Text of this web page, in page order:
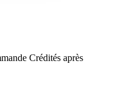
Crédités après